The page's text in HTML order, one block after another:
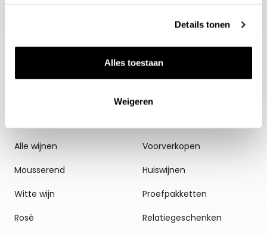
Details tonen
Alles toestaan
Weigeren
Alle wijnen
Mousserend
Witte wijn
Rosé
Thema's
Voorverkopen
Huiswijnen
Proefpakketten
Relatiegeschenken